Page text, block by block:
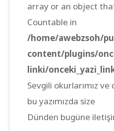
array or an object
Countable in
/home/awebzsoh/
content/plugins/
linki/
Sevgili okurlarımız ve
bu yazımızda size
Dünden bugüne